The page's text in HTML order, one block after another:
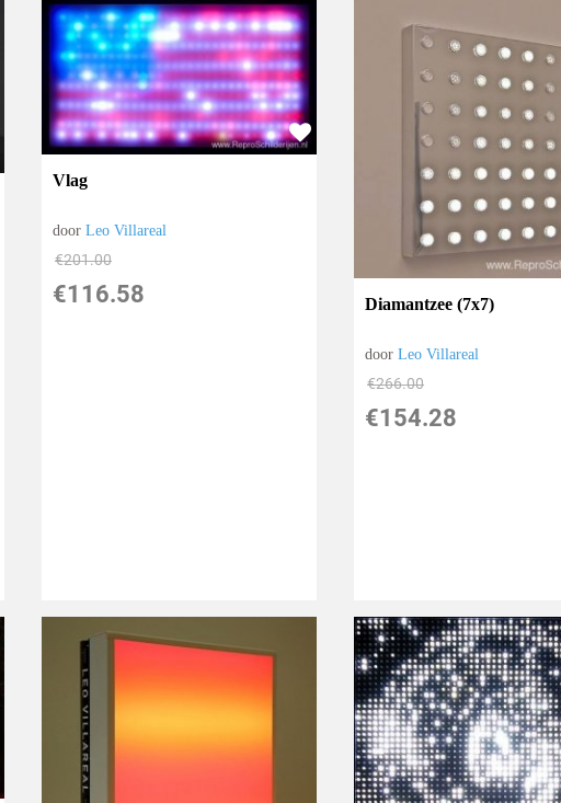
Vlag
doorLeo Villareal
€201.00
€116.58 Diamantzee (7x7)
doorLeo Villareal
€266.00
€154.28